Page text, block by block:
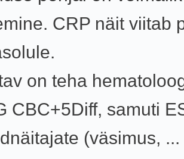
CRP näit viitab
on teha
CBC+5Diff, samuti
(väsimus, ...